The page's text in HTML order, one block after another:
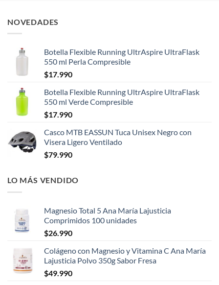
NOVEDADES
Botella Flexible Running UltrAspire UltraFlask
550 ml Perla Compresible
$17.990
Botella Flexible Running UltrAspire UltraFlask
550 ml Verde Compresible
$17.990
Casco MTB EASSUN Tuca Unisex Negro con
Visera Ligero Ventilado
$79.990
LO MÁS VENDIDO
Magnesio Total 5 Ana María Lajusticia
Comprimidos 100 unidades
$26.990
Colágeno con Magnesio y Vitamina C Ana María
Lajusticia Polvo 350g Sabor Fresa
$49.990